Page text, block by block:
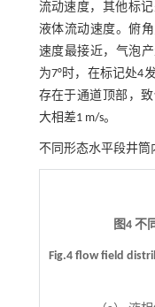
流动速度，其他标
液体流动速度。俯
速度最接近，气泡
为7°时，在标记处4
存在于通道顶部，
大相差1 m/s。
不同形态水平段井筒
图4 不
Fig.4 flow field